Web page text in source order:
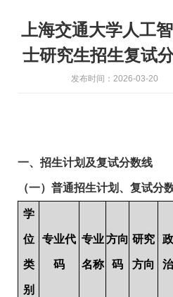
上海交通大学人工
士研究生招生复试
发布时间：2026-03-20
一、 招生计划及复试分数线
（一）普通招生计划、复试分
学
位
类
别
专业代
码
专业
名称
方向
码
研究
方向
政
治